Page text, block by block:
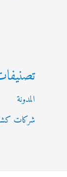
تصنيفات
شركات كشف